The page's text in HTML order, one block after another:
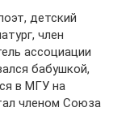
детский
член
ассоциации
бабушкой,
в МГУ на
членом Союза